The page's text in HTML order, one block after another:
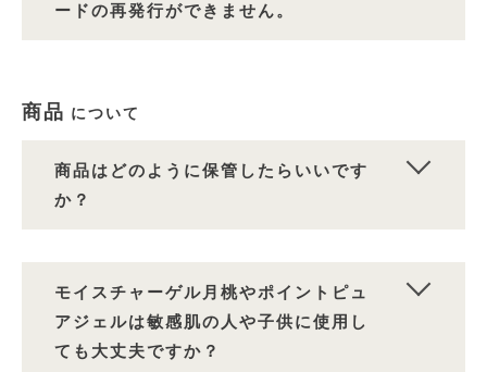
ードの再発行ができません。
商品 について
商品はどのように保管したらいいです
か？
モイスチャーゲル月桃やポイントピュ
アジェルは敏感肌の人や子供に使用し
ても大丈夫ですか？